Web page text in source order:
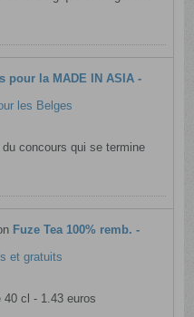
pour la MADE IN ASIA -
les Belges
concours qui se termine
Fuze Tea 100% remb. -
et gratuits
40 cl - 1.43 euros